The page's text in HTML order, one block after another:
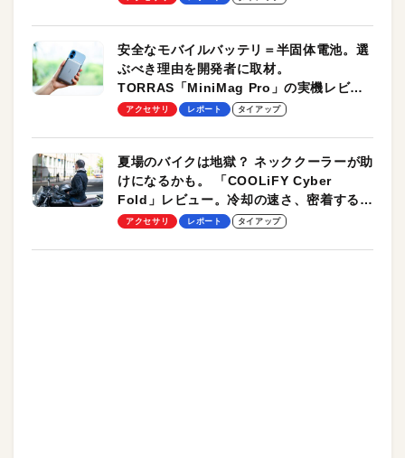
安全なモバイルバッテリ＝半固体電池。選
ぶべき理由を開発者に取材。
TORRAS「MiniMag Pro」の実機レビュ
ーも
アクセサリ レポート タイアップ
夏場のバイクは地獄？ ネッククーラーが助
けになるかも。 「COOLiFY Cyber
Fold」レビュー。冷却の速さ、密着する冷
却プレート、シンプルな操作性がグッド！
アクセサリ レポート タイアップ